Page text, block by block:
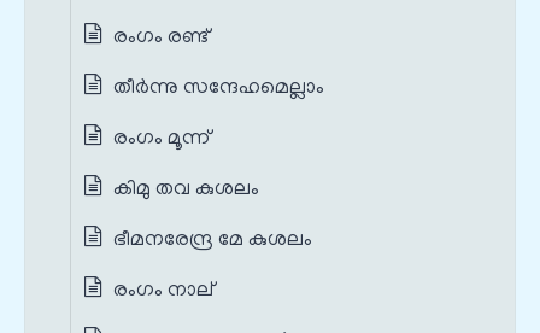
രംഗം രണ്ട്
തീർന്നു സന്ദേഹമെല്ലാം
രംഗം മൂന്ന്
കിമു തവ കുശലം
ഭീമനരേന്ദ്ര മേ കുശലം
രംഗം നാല്